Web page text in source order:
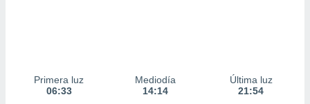
Primera luz
06:33
Mediodía
14:14
Última luz
21:54